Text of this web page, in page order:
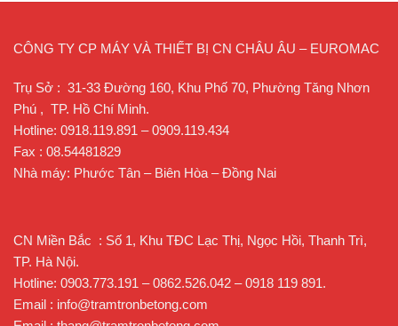
CÔNG TY CP MÁY VÀ THIẾT BỊ CN CHÂU ÂU – EUROMAC
Trụ Sở : 31-33 Đường 160, Khu Phố 70, Phường Tăng Nhơn
Phú , TP. Hồ Chí Minh.
Hotline: 0918.119.891 – 0909.119.434
Fax : 08.54481829
Nhà máy: Phước Tân – Biên Hòa – Đồng Nai
CN Miền Bắc : Số 1, Khu TĐC Lạc Thị, Ngọc Hồi, Thanh Trì,
TP. Hà Nội.
Hotline: 0903.773.191 – 0862.526.042 – 0918 119 891.
Email : info@tramtronbetong.com